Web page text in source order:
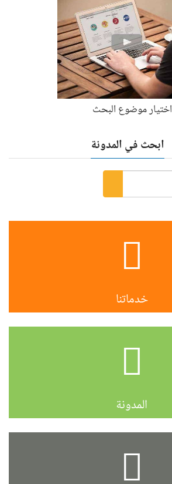
اختيار موضوع البحث
ابحث في المدونة
خدماتنا
المدونة